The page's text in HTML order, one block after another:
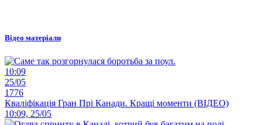
Відео матеріали
10:09
25/05
1776
Кваліфікація Гран Прі Канади. Кращі моменти (ВІДЕО)
10:09, 25/05